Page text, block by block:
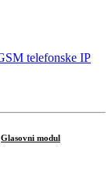
Glasovni modul